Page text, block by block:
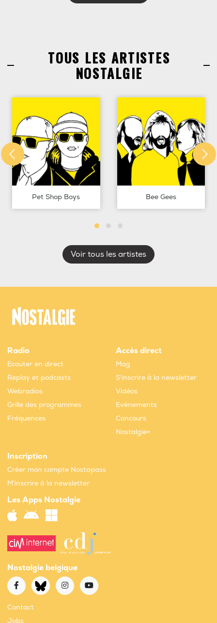
TOUS LES ARTISTES
NOSTALGIE
Pet Shop Boys Bee Gees
Voir tous les artistes
Radio
Ecouter en direct
Replay et podcasts
Webradios
Grille des programmes
Fréquences
Accès direct
Mag
S'inscrire à la newsletter
Vidéos
Evènements
Concours
Nostalgie+
Inscription
Créer mon compte Nostapass
M'inscrire à la newsletter
Les Apps Nostalgie
Nostalgie belgique
Contact
Jobs